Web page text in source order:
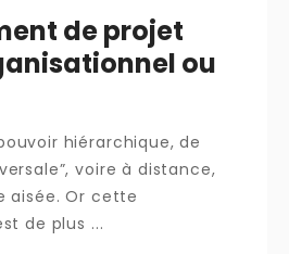
de projet
ou
hiérarchique, de
voire à distance,
aisée. Or cette
de plus ...